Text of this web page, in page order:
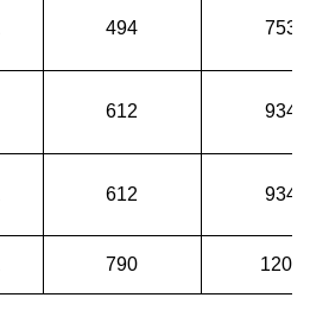
494 753
612 934
612 934
790 1206